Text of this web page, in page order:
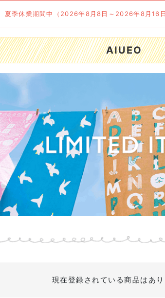
夏季休業期間中（2026年8月8日～2026年8月16
AIUEO
現在登録されている商品はあ